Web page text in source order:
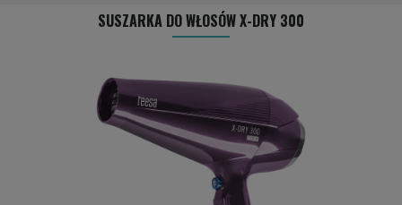
SUSZARKA DO WŁOSÓW X-DRY 300